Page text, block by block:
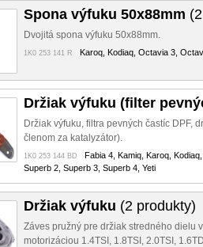
Spona výfuku 50x88mm
Dvojitá spona výfuku 50x88mm.
1K0 253 141 R Karoq, Kodiaq, Octavia 3,
Držiak výfuku (filter
Držiak výfuku, filtra pevných častíc DPF,
členom za katalyzátor).
1K0 253 144 BD Fabia 4, Kamiq, Karoq,
Superb 2, Superb 3, Superb 4, Yeti
Držiak výfuku (2 produkty)
Záves pružný pre držiak stredného dielu
motorizáciou 1.4TSI, 1.8TSI, 2.0TSI,